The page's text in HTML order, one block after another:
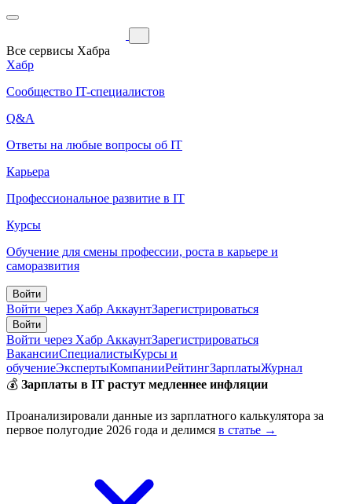
Все сервисы Хабра
Хабр
Сообщество IT-специалистов
Q&A
Ответы на любые вопросы об IT
Карьера
Профессиональное развитие в IT
Курсы
Обучение для смены профессии, роста в карьере и
саморазвития
Войти
Войти через Хабр АккаунтЗарегистрироваться
Войти
Войти через Хабр АккаунтЗарегистрироваться
ВакансииСпециалистыКурсы и
обучениеЭкспертыКомпанииРейтингЗарплатыЖурнал
💰 Зарплаты в IT растут медленнее инфляции
Проанализировали данные из зарплатного калькулятора за
первое полугодие 2026 года и делимся в статье →